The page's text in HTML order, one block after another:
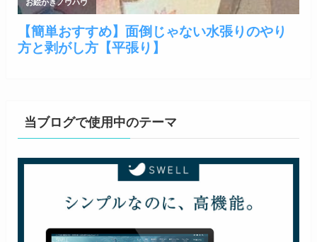
当ブログで使用中のテーマ